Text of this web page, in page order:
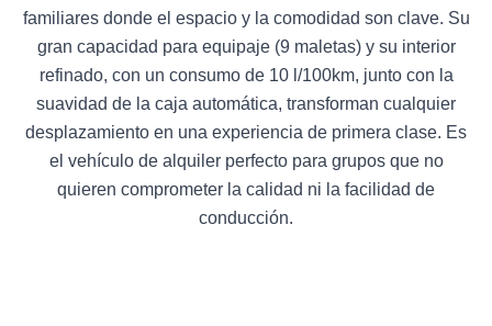
familiares donde el espacio y la comodidad son clave. Su
gran capacidad para equipaje (9 maletas) y su interior
refinado, con un consumo de 10 l/100km, junto con la
suavidad de la caja automática, transforman cualquier
desplazamiento en una experiencia de primera clase. Es
el vehículo de alquiler perfecto para grupos que no
quieren comprometer la calidad ni la facilidad de
conducción.